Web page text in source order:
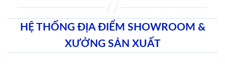
HỆ THỐNG ĐỊA ĐIỂM SHOWROOM &
XƯỞNG SẢN XUẤT